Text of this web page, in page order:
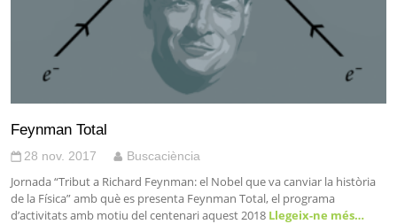
Feynman Total
28 nov. 2017 Buscaciència
Jornada “Tribut a Richard Feynman: el Nobel que va canviar la història
de la Física” amb què es presenta Feynman Total, el programa
d’activitats amb motiu del centenari aquest 2018 Llegeix-ne més…